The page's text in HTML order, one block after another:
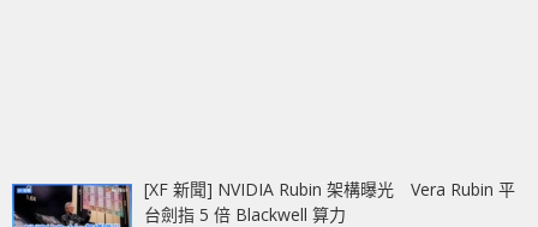
[XF 新聞] NVIDIA Rubin 架構曝光 Vera Rubin 平
台劍指 5 倍 Blackwell 算力